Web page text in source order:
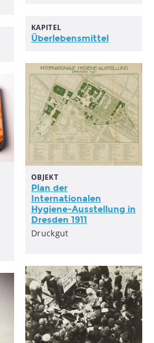
KAPITEL
Überlebensmittel
OBJEKT
Plan der
Internationalen
Hygiene-Ausstellung in
Dresden 1911
Druckgut